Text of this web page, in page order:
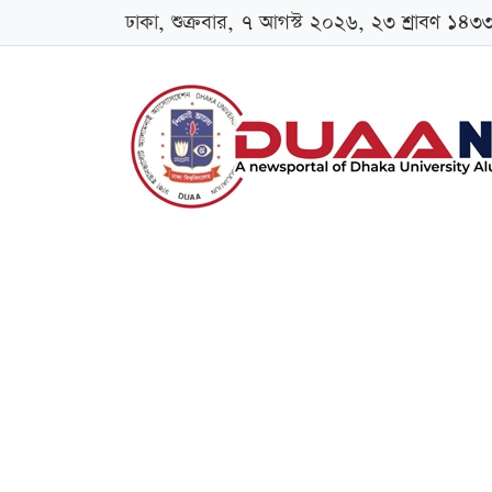
ঢাকা, শুক্রবার, ৭ আগস্ট ২০২৬, ২৩ শ্রাবণ